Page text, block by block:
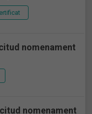
nomenament
nomenament